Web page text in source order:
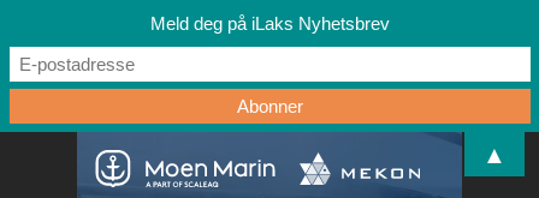
Meld deg på iLaks Nyhetsbrev
▲